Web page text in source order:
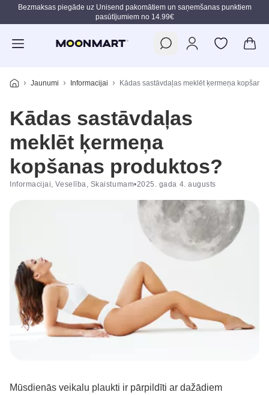
Pāriet uz galveno saturu
Bezmaksas piegāde uz Unisend pakomātiem un saņemšanas punktiem
pasūtījumiem no 14.99€
Jaunumi Informacijai Kādas sastāvdaļas meklēt ķermeņa
Kādas sastāvdaļas
meklēt ķermeņa
kopšanas produktos?
Informacijai, Veselība, Skaistumam•2025. gada 4. augusts
Mūsdienās veikalu plaukti ir pārpildīti ar dažādiem